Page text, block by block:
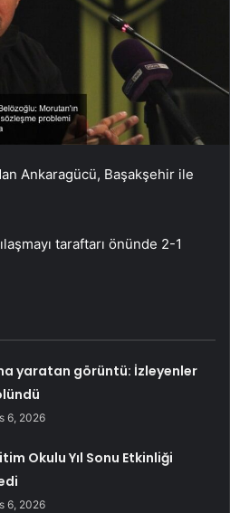
Ankaragücü, Başakşehir ile
taraftarı önünde 2-1
yaratan görüntü: İzleyenler
6, 2026
Okulu Yıl Sonu Etkinliği
6, 2026